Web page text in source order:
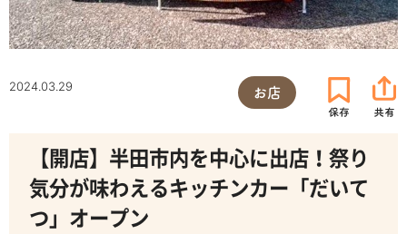
2024.03.29 お店
【開店】半田市内を中心に出店！祭り
気分が味わえるキッチンカー「だいて
つ」オープン